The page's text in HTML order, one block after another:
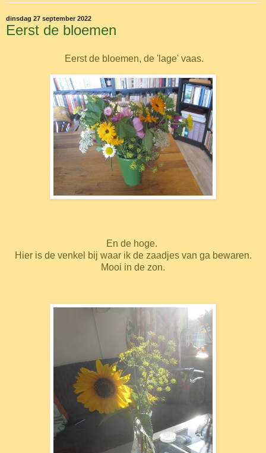
dinsdag 27 september 2022
Eerst de bloemen
Eerst de bloemen, de 'lage' vaas.
En de hoge.
Hier is de venkel bij waar ik de zaadjes van ga bewaren.
Mooi in de zon.